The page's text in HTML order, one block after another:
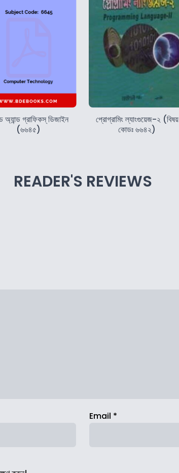
অ্যান্ড গ্রাফিকস্‌ ডিজাইন
(৬৬৪৫)
প্রোগ্রামিং ল্যাংগুয়েজ-২ (বিষয়
কোডঃ ৬৬৪২)
READER'S REVIEWS
Email *